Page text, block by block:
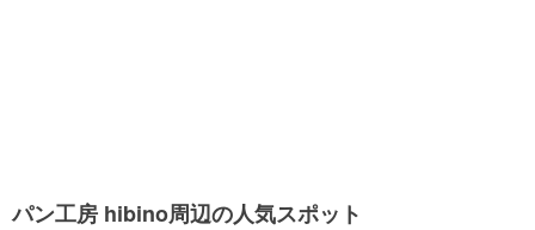
パン工房 hibino周辺の人気スポット